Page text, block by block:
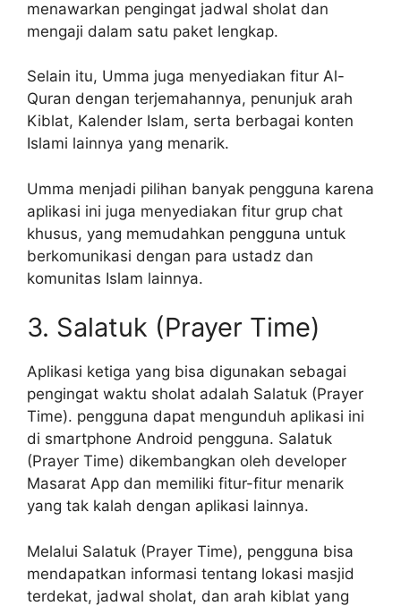
menawarkan pengingat jadwal sholat dan
mengaji dalam satu paket lengkap.
Selain itu, Umma juga menyediakan fitur Al-
Quran dengan terjemahannya, penunjuk arah
Kiblat, Kalender Islam, serta berbagai konten
Islami lainnya yang menarik.
Umma menjadi pilihan banyak pengguna karena
aplikasi ini juga menyediakan fitur grup chat
khusus, yang memudahkan pengguna untuk
berkomunikasi dengan para ustadz dan
komunitas Islam lainnya.
3. Salatuk (Prayer Time)
Aplikasi ketiga yang bisa digunakan sebagai
pengingat waktu sholat adalah Salatuk (Prayer
Time). pengguna dapat mengunduh aplikasi ini
di smartphone Android pengguna. Salatuk
(Prayer Time) dikembangkan oleh developer
Masarat App dan memiliki fitur-fitur menarik
yang tak kalah dengan aplikasi lainnya.
Melalui Salatuk (Prayer Time), pengguna bisa
mendapatkan informasi tentang lokasi masjid
terdekat, jadwal sholat, dan arah kiblat yang